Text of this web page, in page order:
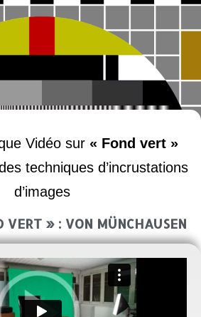
Vidéo sur « Fond vert »
techniques d’incrustations
d’images
VERT » : VON MÜNCHAUSEN